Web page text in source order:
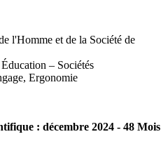
l'Homme et de la Société de
– Sociétés
Ergonomie
: décembre 2024 - 48 Mois